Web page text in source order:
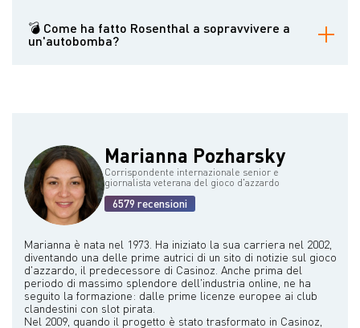
crimine organizzato, le prove suggeriscono che aveva legami
significativi con il sindacato criminale Chicago Outfit. Ha lavorato a
💣 Come ha fatto Rosenthal a sopravvivere a
un'autobomba?
motore, il che lo ha aiutato a sfuggire all'esplosione con solo lievi
ustioni.
Marianna Pozharsky
Corrispondente internazionale senior e
giornalista veterana del gioco d'azzardo
6579 recensioni
Marianna è nata nel 1973. Ha iniziato la sua carriera nel 2002,
diventando una delle prime autrici di un sito di notizie sul gioco
d'azzardo, il predecessore di Casinoz. Anche prima del
periodo di massimo splendore dell'industria online, ne ha
seguito la formazione: dalle prime licenze europee ai club
clandestini con slot pirata.
Nel 2009, quando il progetto è stato trasformato in Casinoz,